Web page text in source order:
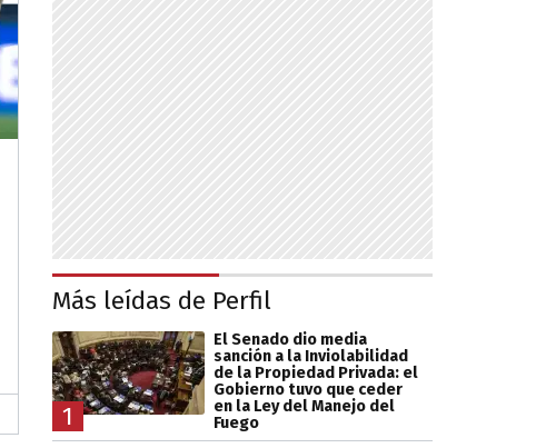
Más leídas de Perfil
1
El Senado dio media
sanción a la Inviolabilidad
de la Propiedad Privada: el
Gobierno tuvo que ceder
en la Ley del Manejo del
Fuego